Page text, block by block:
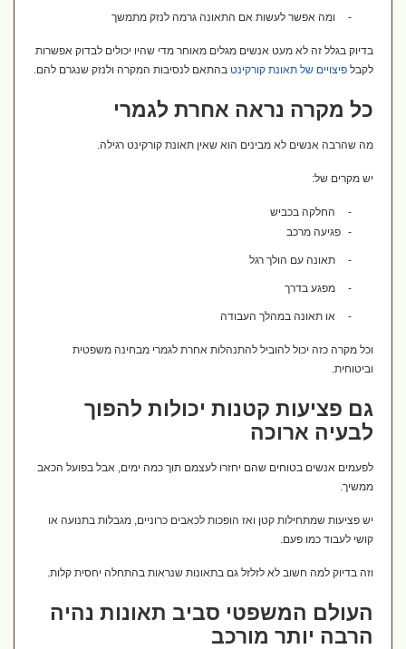
ומה אפשר לעשות אם התאונה גרמה לנזק מתמשך
בדיוק בגלל זה לא מעט אנשים מגלים מאוחר מדי שהיו יכולים לבדוק אפשרות
לקבלפיצויים של תאונת קורקינטבהתאם לנסיבות המקרה ולנזק שנגרם להם.
כל מקרה נראה אחרת לגמרי
מה שהרבה אנשים לא מבינים הוא שאין תאונת קורקינט רגילה.
יש מקרים של:
החלקה בכביש
פגיעה מרכב
תאונה עם הולך רגל
מפגע בדרך
או תאונה במהלך העבודה
וכל מקרה כזה יכול להוביל להתנהלות אחרת לגמרי מבחינה משפטית
וביטוחית.
גם פציעות קטנות יכולות להפוך
לבעיה ארוכה
לפעמים אנשים בטוחים שהם יחזרו לעצמם תוך כמה ימים, אבל בפועל הכאב
ממשיך.
יש פציעות שמתחילות קטן ואז הופכות לכאבים כרוניים, מגבלות בתנועה או
קושי לעבוד כמו פעם.
וזה בדיוק למה חשוב לא לזלזל גם בתאונות שנראות בהתחלה יחסית קלות.
העולם המשפטי סביב תאונות נהיה
הרבה יותר מורכב